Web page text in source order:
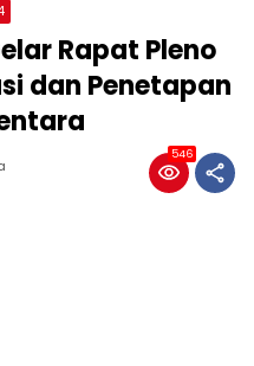
Rapat Pleno
dan Penetapan
546